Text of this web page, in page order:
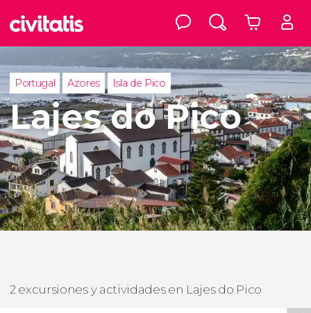
Portugal Azores Isla de Pico
Lajes do Pico
2 excursiones y actividades en Lajes do Pico